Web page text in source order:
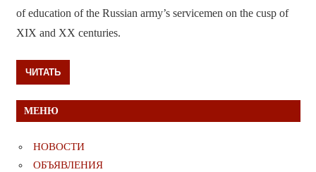
of education of the Russian army’s servicemen on the cusp of
XIX and XX centuries.
ЧИТАТЬ
МЕНЮ
НОВОСТИ
ОБЪЯВЛЕНИЯ